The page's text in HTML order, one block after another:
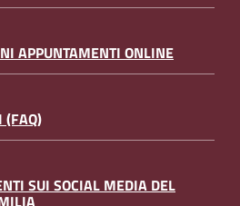
APPUNTAMENTI ONLINE
(FAQ)
SUI SOCIAL MEDIA DEL